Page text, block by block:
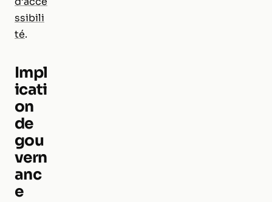
ssibili
té.
Impl
icati
on
de
gou
vern
anc
e